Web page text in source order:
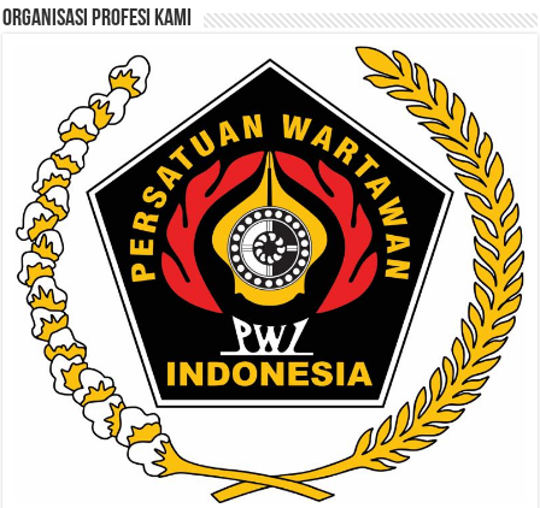
ORGANISASI PROFESI KAMI